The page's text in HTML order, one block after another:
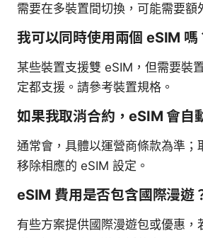
需要在多裝置間切換，可能需要額
我可以同時使用兩個 eSIM 嗎
某些裝置支援雙 eSIM，但需要裝
定都支援。請參考裝置規格。
如果我取消合約，eSIM 會自
通常會，具體以運營商條款為準；
移除相應的 eSIM 設定。
eSIM 費用是否包含國際漫遊
有些方案提供國際漫遊包或優惠，